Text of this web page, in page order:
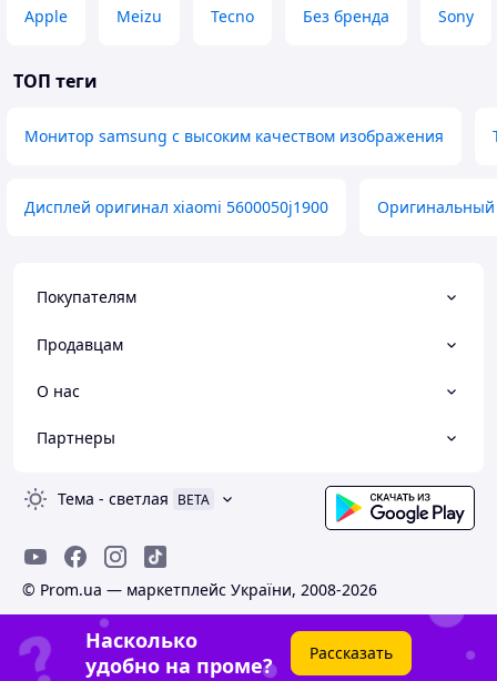
Apple Meizu Tecno Без бренда Sony
ТОП теги
Монитор samsung с высоким качеством изображения
Дисплей оригинал xiaomi 5600050j1900 Оригинальный
Покупателям
Продавцам
О нас
Партнеры
Тема - светлая BETA
© Prom.ua — маркетплейс України, 2008-2026
Насколько
удобно на проме?
Рассказать